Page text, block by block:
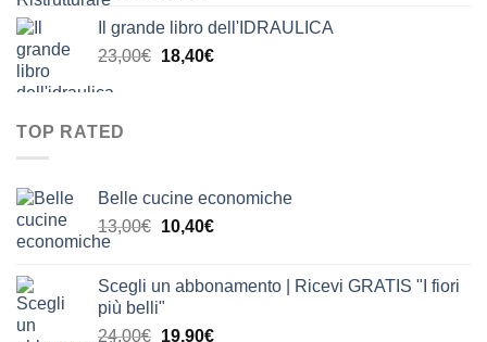
prezzo:
da
Il grande libro dell'IDRAULICA
23,00€ Il
18,40€Il
TOP RATED
Belle cucine economiche
13,00€ Il
era:
10,40€Il
è:
Scegli un abbonamento | Ricevi GRATIS "I fiori
più belli"
24,00€ Il
19,90€Il